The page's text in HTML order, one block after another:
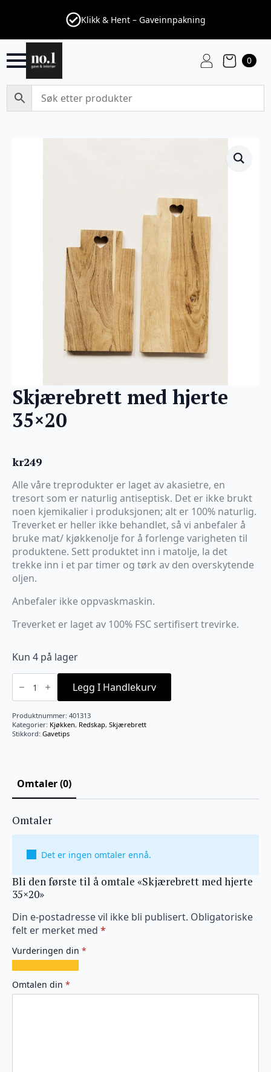
Klikk & Hent – Gaveinnpakning
0
Skjærebrett med hjerte
35×20
kr249
Alle våre treprodukter er laget av akasietre, en
tresort som er naturlig antiseptisk. Det er ikke brukt
noen kjemikalier i produksjonen; alt er 100% naturlig.
Treverket er heller ikke behandlet, så vi anbefaler å
bruke mat/ kjøkkenolje for å forlenge varigheten til
produktene. Sett produktet inn i matolje, la det
trekke inn i et par timer og tørk av den overskytende
oljen.
Anbefaler ikke oppvaskmaskin.
Treverket er laget av 100% FSC sertifisert trevirke.
Kun 4 på lager
Skjærebrett
med
hjerte
35x20
antall
Legg I Handlekurv
Produktnummer: 401313
Kategorier: Kjøkken, Redskap, Skjærebrett
Stikkord: Gavetips
Omtaler (0)
Omtaler
Det er ingen omtaler ennå.
Bli den første til å omtale «Skjærebrett med hjerte
35×20»
Din e-postadresse vil ikke bli publisert. Obligatoriske
felt er merket med *
Vurderingen din *
av
5
av
5
av
5
av
5
av
5
Omtalen din *